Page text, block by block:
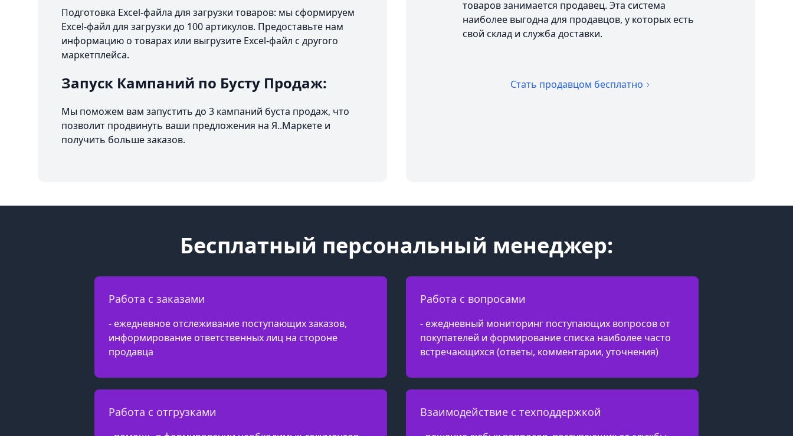
Подготовка Excel-файла для загрузки товаров: мы сформируем
Excel-файл для загрузки до 100 артикулов. Предоставьте нам
информацию о товарах или выгрузите Excel-файл с другого
маркетплейса.
Запуск Кампаний по Бусту Продаж:
Мы поможем вам запустить до 3 кампаний буста продаж, что
позволит продвинуть ваши предложения на Я..Маркете и
получить больше заказов.
товаров занимается продавец. Эта система
наиболее выгодна для продавцов, у которых есть
свой склад и служба доставки.
Стать продавцом бесплатно
Бесплатный персональный менеджер:
Работа с заказами
- ежедневное отслеживание поступающих заказов,
информирование ответственных лиц на стороне
продавца
Работа с отгрузками
Работа с вопросами
- ежедневный мониторинг поступающих вопросов от
покупателей и формирование списка наиболее часто
встречающихся (ответы, комментарии, уточнения)
Взаимодействие с техподдержкой